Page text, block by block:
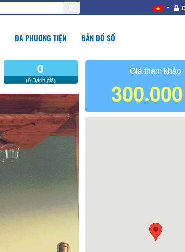
ĐA PHƯƠNG TIỆN BẢN ĐỒ SỐ
0
(0 Đánh giá)
Giá tham khảo